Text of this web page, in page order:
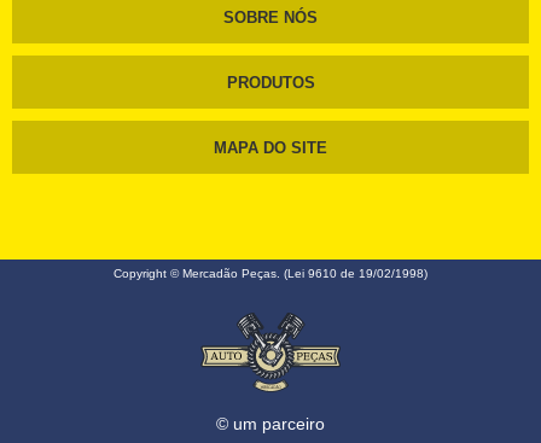
SOBRE NÓS
PRODUTOS
MAPA DO SITE
Copyright © Mercadão Peças. (Lei 9610 de 19/02/1998)
© um parceiro